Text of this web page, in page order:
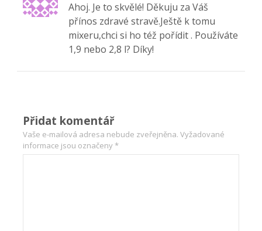
Ahoj. Je to skvělé! Děkuju za Váš
přínos zdravé stravě.Ještě k tomu
mixeru,chci si ho též pořídit . Používáte
1,9 nebo 2,8 l? Díky!
Přidat komentář
Vaše e-mailová adresa nebude zveřejněna. Vyžadované
informace jsou označeny*